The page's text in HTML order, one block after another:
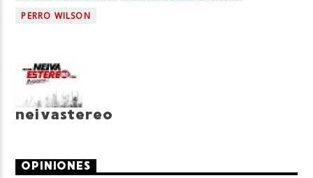
PERRO WILSON
neivastereo
OPINIONES